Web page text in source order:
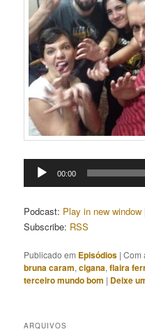
Tocador
00:00
Podcast: Play in new window
Subscribe: RSS
Publicado em Episódios |Com
bruna caram,cigana,flaira
terceiro mundo bom | Deixe
ARQUIVOS